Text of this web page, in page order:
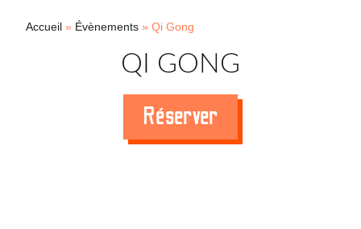
Accueil » Évènements » Qi Gong
QI GONG
Réserver